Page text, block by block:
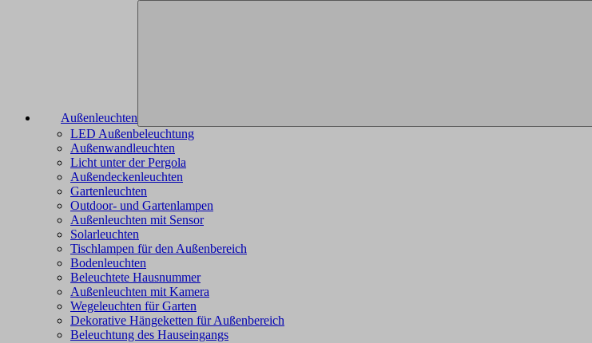
Außenleuchten
LED Außenbeleuchtung
Außenwandleuchten
Licht unter der Pergola
Außendeckenleuchten
Gartenleuchten
Outdoor- und Gartenlampen
Außenleuchten mit Sensor
Solarleuchten
Tischlampen für den Außenbereich
Bodenleuchten
Beleuchtete Hausnummer
Außenleuchten mit Kamera
Wegeleuchten für Garten
Dekorative Hängeketten für Außenbereich
Beleuchtung des Hauseingangs